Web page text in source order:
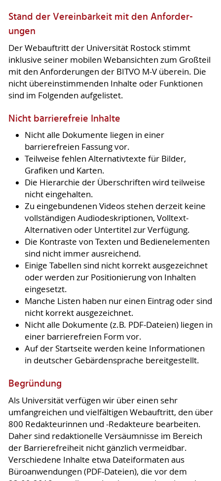
Stand der Vereinbarkeit mit den An­for­der­
ungen
Der Webauftritt der Universität Rostock stimmt
inklusive seiner mobilen Webansichten zum Großteil
mit den Anforderungen der BITVO M-V überein. Die
nicht übereinstimmenden Inhalte oder Funktionen
sind im Folgenden aufgelistet.
Nicht barrierefreie Inhalte
Nicht alle Dokumente liegen in einer
barrierefreien Fassung vor.
Teilweise fehlen Alternativtexte für Bilder,
Grafiken und Karten.
Die Hierarchie der Überschriften wird teilweise
nicht eingehalten.
Zu eingebundenen Videos stehen derzeit keine
vollständigen Audiodeskriptionen, Volltext-
Alternativen oder Untertitel zur Verfügung.
Die Kontraste von Texten und Bedienelementen
sind nicht immer ausreichend.
Einige Tabellen sind nicht korrekt ausgezeichnet
oder werden zur Positionierung von Inhalten
eingesetzt.
Manche Listen haben nur einen Eintrag oder sind
nicht korrekt ausgezeichnet.
Nicht alle Dokumente (z.B. PDF-Dateien) liegen in
einer barrierefreien Form vor.
Auf der Startseite werden keine Informationen
in deutscher Gebärdensprache bereitgestellt.
Begründung
Als Universität verfügen wir über einen sehr
umfangreichen und vielfältigen Webauftritt, den über
800 Redakteurinnen und -Redakteure bearbeiten.
Daher sind redaktionelle Versäumnisse im Bereich
der Barrierefreiheit nicht gänzlich vermeidbar.
Verschiedene Inhalte etwa Dateiformaten aus
Büroanwendungen (PDF-Dateien), die vor dem